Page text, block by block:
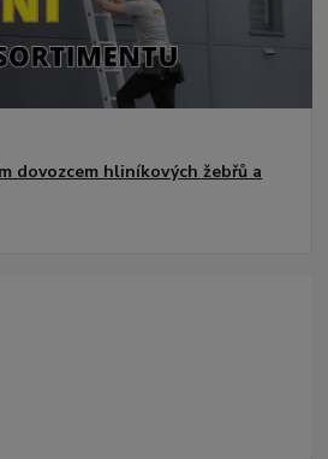
dovozcem hliníkových žebřů a